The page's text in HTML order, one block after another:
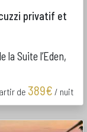
privatif et
la Suite l’Eden,
de 389€ / nuit